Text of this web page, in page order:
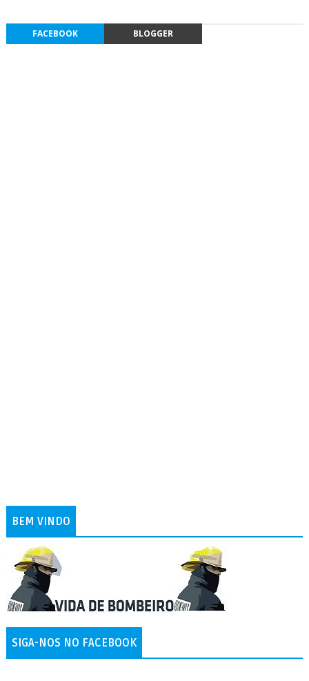
FACEBOOK BLOGGER
BEM VINDO
SIGA-NOS NO FACEBOOK